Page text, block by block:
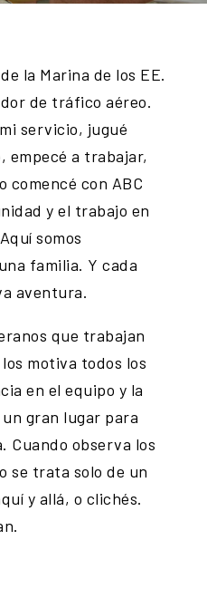
la Marina de los EE.
de tráfico aéreo.
servicio, jugué
empecé a trabajar,
comencé con ABC
y el trabajo en
somos
familia. Y cada
aventura.
que trabajan
motiva todos los
en el equipo y la
gran lugar para
Cuando observa los
se trata solo de un
y allá, o clichés.